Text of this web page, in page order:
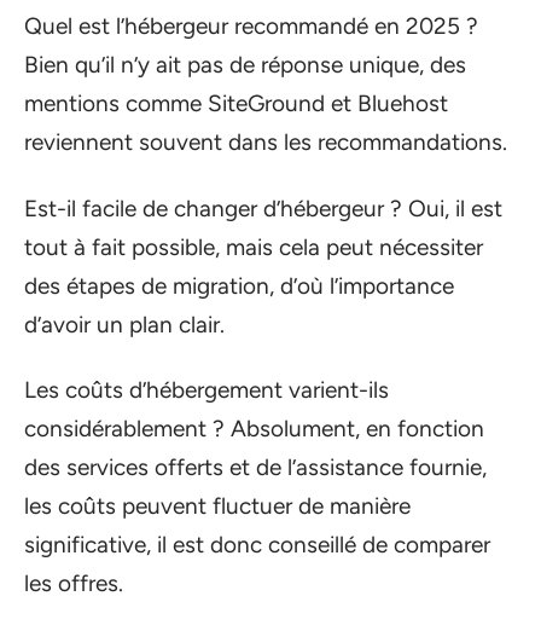
Quel est l’hébergeur recommandé en 2025 ?
Bien qu’il n’y ait pas de réponse unique, des
mentions comme SiteGround et Bluehost
reviennent souvent dans les recommandations.
Est-il facile de changer d’hébergeur ? Oui, il est
tout à fait possible, mais cela peut nécessiter
des étapes de migration, d’où l’importance
d’avoir un plan clair.
Les coûts d’hébergement varient-ils
considérablement ? Absolument, en fonction
des services offerts et de l’assistance fournie,
les coûts peuvent fluctuer de manière
significative, il est donc conseillé de comparer
les offres.